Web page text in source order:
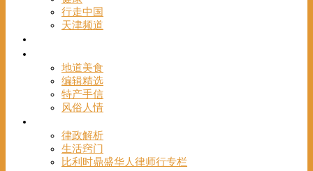
行走中国
天津频道
地道美食
编辑精选
特产手信
风俗人情
律政解析
生活窍门
比利时鼎盛华人律师行专栏